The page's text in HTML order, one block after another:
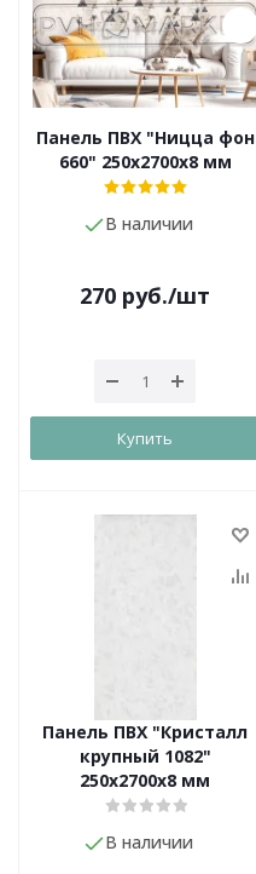
Панель ПВХ "Ницца фон
660" 250х2700х8 мм
В наличии
270 руб./шт
Купить
Панель ПВХ "Кристалл
крупный 1082"
250х2700х8 мм
В наличии